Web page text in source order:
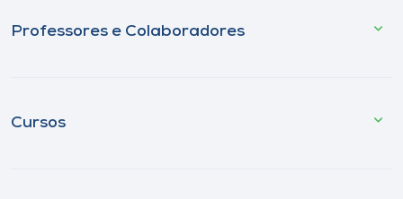
Professores e Colaboradores
Cursos